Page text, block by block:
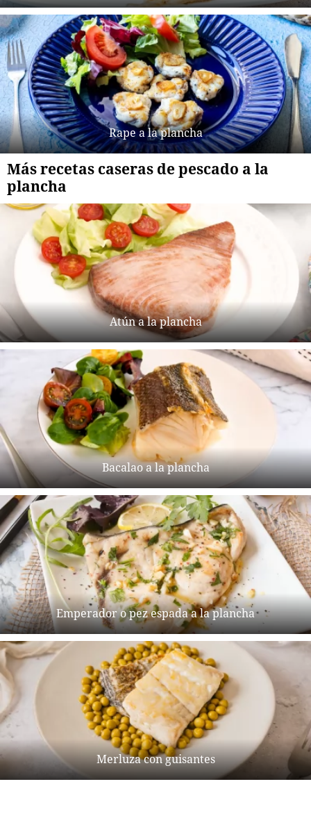
Rape a la plancha
Más recetas caseras de pescado a la
plancha
Atún a la plancha
Bacalao a la plancha
Emperador o pez espada a la plancha
Merluza con guisantes